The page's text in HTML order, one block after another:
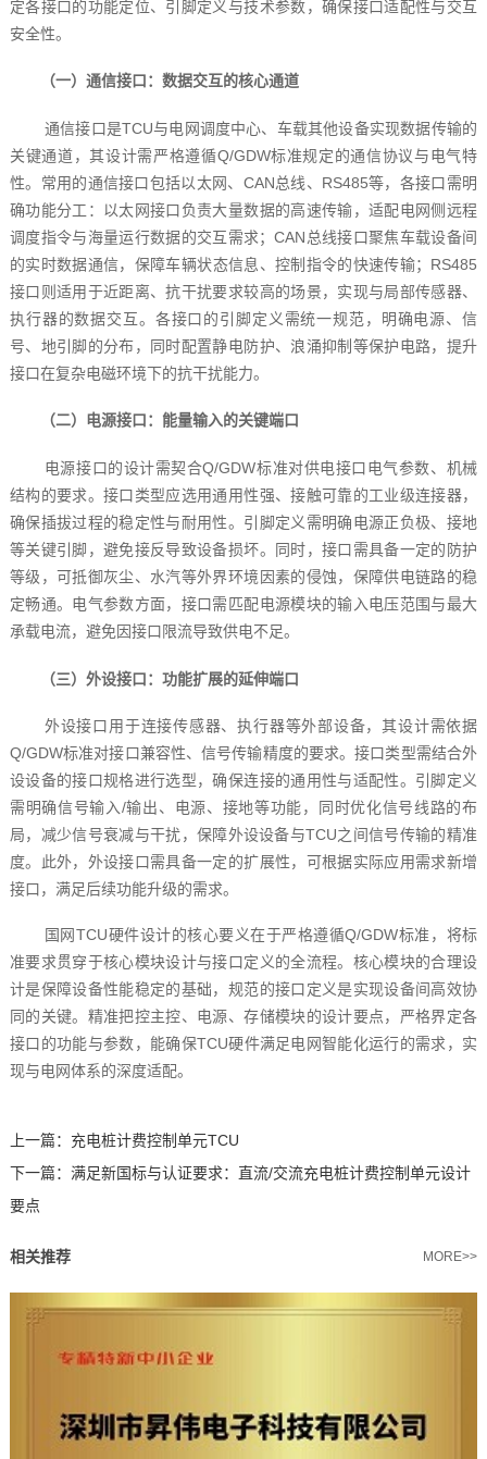
定各接口的功能定位、引脚定义与技术参数，确保接口适配性与交互
安全性。
（一）通信接口：数据交互的核心通道
通信接口是TCU与电网调度中心、车载其他设备实现数据传输的
关键通道，其设计需严格遵循Q/GDW标准规定的通信协议与电气特
性。常用的通信接口包括以太网、CAN总线、RS485等，各接口需明
确功能分工：以太网接口负责大量数据的高速传输，适配电网侧远程
调度指令与海量运行数据的交互需求；CAN总线接口聚焦车载设备间
的实时数据通信，保障车辆状态信息、控制指令的快速传输；RS485
接口则适用于近距离、抗干扰要求较高的场景，实现与局部传感器、
执行器的数据交互。各接口的引脚定义需统一规范，明确电源、信
号、地引脚的分布，同时配置静电防护、浪涌抑制等保护电路，提升
接口在复杂电磁环境下的抗干扰能力。
（二）电源接口：能量输入的关键端口
电源接口的设计需契合Q/GDW标准对供电接口电气参数、机械
结构的要求。接口类型应选用通用性强、接触可靠的工业级连接器，
确保插拔过程的稳定性与耐用性。引脚定义需明确电源正负极、接地
等关键引脚，避免接反导致设备损坏。同时，接口需具备一定的防护
等级，可抵御灰尘、水汽等外界环境因素的侵蚀，保障供电链路的稳
定畅通。电气参数方面，接口需匹配电源模块的输入电压范围与最大
承载电流，避免因接口限流导致供电不足。
（三）外设接口：功能扩展的延伸端口
外设接口用于连接传感器、执行器等外部设备，其设计需依据
Q/GDW标准对接口兼容性、信号传输精度的要求。接口类型需结合外
设设备的接口规格进行选型，确保连接的通用性与适配性。引脚定义
需明确信号输入/输出、电源、接地等功能，同时优化信号线路的布
局，减少信号衰减与干扰，保障外设设备与TCU之间信号传输的精准
度。此外，外设接口需具备一定的扩展性，可根据实际应用需求新增
接口，满足后续功能升级的需求。
国网TCU硬件设计的核心要义在于严格遵循Q/GDW标准，将标
准要求贯穿于核心模块设计与接口定义的全流程。核心模块的合理设
计是保障设备性能稳定的基础，规范的接口定义是实现设备间高效协
同的关键。精准把控主控、电源、存储模块的设计要点，严格界定各
接口的功能与参数，能确保TCU硬件满足电网智能化运行的需求，实
现与电网体系的深度适配。
上一篇： 充电桩计费控制单元TCU
下一篇： 满足新国标与认证要求：直流/交流充电桩计费控制单元设计
要点
相关推荐 MORE>>